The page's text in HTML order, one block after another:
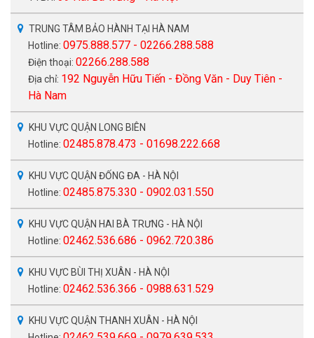
TRUNG TÂM BẢO HÀNH TẠI HÀ NAM
Hotline: 0975.888.577 - 02266.288.588
Điện thoại: 02266.288.588
Địa chỉ: 192 Nguyễn Hữu Tiến - Đồng Văn - Duy Tiên -
Hà Nam
KHU VỰC QUẬN LONG BIÊN
Hotline: 02485.878.473 - 01698.222.668
KHU VỰC QUẬN ĐỐNG ĐA - HÀ NỘI
Hotline: 02485.875.330 - 0902.031.550
KHU VỰC QUẬN HAI BÀ TRƯNG - HÀ NỘI
Hotline: 02462.536.686 - 0962.720.386
KHU VỰC BÙI THỊ XUÂN - HÀ NỘI
Hotline: 02462.536.366 - 0988.631.529
KHU VỰC QUẬN THANH XUÂN - HÀ NỘI